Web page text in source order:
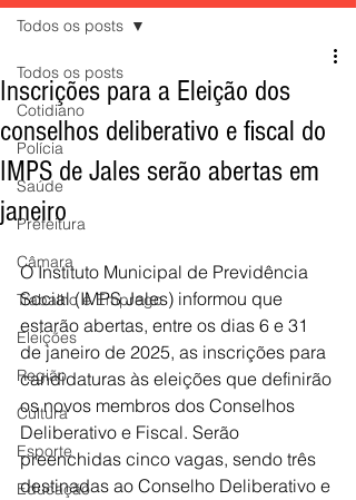
Todos os posts
Cotidiano
Polícia
Saúde
Prefeitura
Câmara
Trabalho e Emprego
Eleições
Região
Cultura
Esporte
Educação
Todos os posts
Inscrições para a Eleição dos
conselhos deliberativo e fiscal do
IMPS de Jales serão abertas em
janeiro
O Instituto Municipal de Previdência
Social (IMPS Jales) informou que
estarão abertas, entre os dias 6 e 31
de janeiro de 2025, as inscrições para
candidaturas às eleições que definirão
os novos membros dos Conselhos
Deliberativo e Fiscal. Serão
preenchidas cinco vagas, sendo três
destinadas ao Conselho Deliberativo e